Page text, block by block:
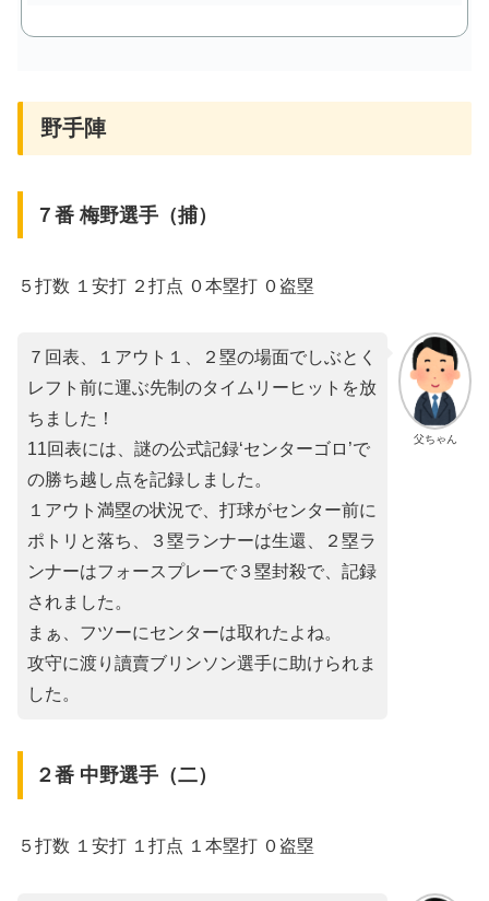
野手陣
７番 梅野選手（捕）
５打数 １安打 ２打点 ０本塁打 ０盗塁
父ちゃん
７回表、１アウト１、２塁の場面でしぶとく
レフト前に運ぶ先制のタイムリーヒットを放
ちました！
11回表には、謎の公式記録‘センターゴロ’で
の勝ち越し点を記録しました。
１アウト満塁の状況で、打球がセンター前に
ポトリと落ち、３塁ランナーは生還、２塁ラ
ンナーはフォースプレーで３塁封殺で、記録
されました。
まぁ、フツーにセンターは取れたよね。
攻守に渡り讀賣ブリンソン選手に助けられま
した。
２番 中野選手（二）
５打数 １安打 １打点 １本塁打 ０盗塁